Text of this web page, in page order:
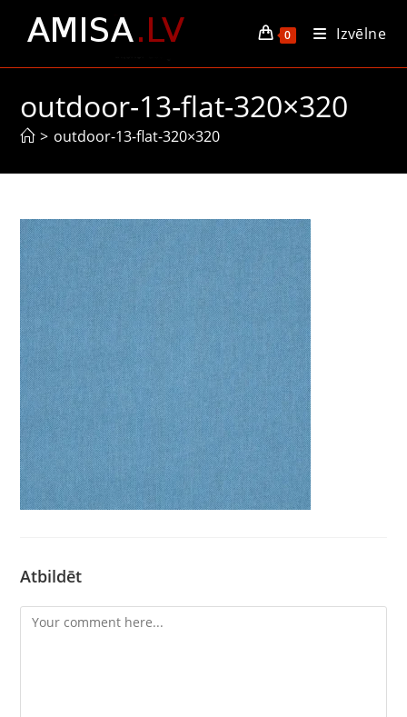
0 Izvēlne
outdoor-13-flat-320×320
> outdoor-13-flat-320×320
Atbildēt
Comment